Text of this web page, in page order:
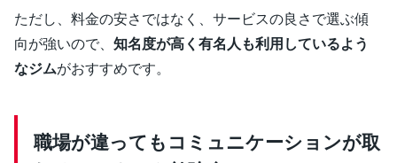
ただし、料金の安さではなく、サービスの良さで選ぶ傾
向が強いので、知名度が高く有名人も利用しているよう
なジムがおすすめです。
職場が違ってもコミュニケーションが取